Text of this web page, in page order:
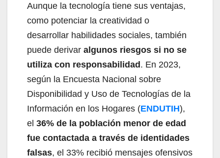
Aunque la tecnología tiene sus ventajas,
como potenciar la creatividad o
desarrollar habilidades sociales, también
puede derivar algunos riesgos si no se
utiliza con responsabilidad. En 2023,
según la Encuesta Nacional sobre
Disponibilidad y Uso de Tecnologías de la
Información en los Hogares (ENDUTIH),
el 36% de la población menor de edad
fue contactada a través de identidades
falsas, el 33% recibió mensajes ofensivos